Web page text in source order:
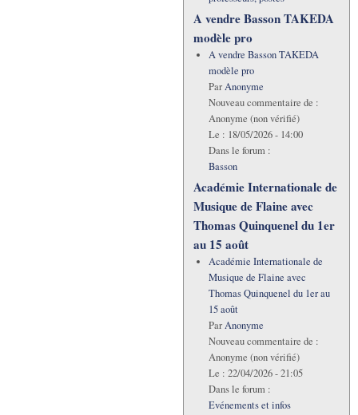
A vendre Basson TAKEDA
modèle pro
A vendre Basson TAKEDA
modèle pro
ParAnonyme
Nouveau commentaire de :
Anonyme (non vérifié)
Le : 18/05/2026 - 14:00
Dans le forum :
Basson
Académie Internationale de
Musique de Flaine avec
Thomas Quinquenel du 1er
au 15 août
Académie Internationale de
Musique de Flaine avec
Thomas Quinquenel du 1er au
15 août
ParAnonyme
Nouveau commentaire de :
Anonyme (non vérifié)
Le : 22/04/2026 - 21:05
Dans le forum :
Evénements et infos